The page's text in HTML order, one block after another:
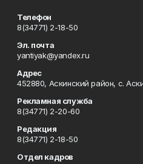
Телефон
8(34771) 2-18-50
Эл. почта
yantiyak@yandex.ru
Адрес
452880, Аскинский район, с.
Рекламная служба
8(34771) 2-20-60
Редакция
8(34771) 2-18-50
Отдел кадров